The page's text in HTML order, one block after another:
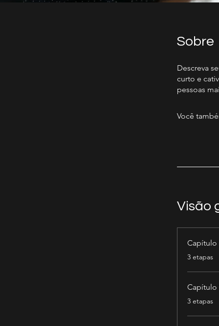
Sobre
Descreva
curto e
pessoas
Você
Visão
Capítulo
.
3 etapas
Capítulo
.
3 etapas